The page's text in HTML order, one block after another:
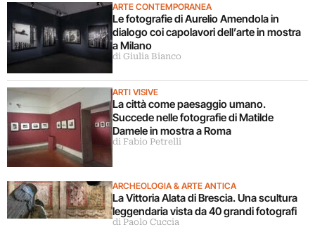
ARTE CONTEMPORANEA
Le fotografie di Aurelio Amendola in
dialogo coi capolavori dell’arte in mostra
a Milano
di Giulia Bianco
ARTI VISIVE
La città come paesaggio umano.
Succede nelle fotografie di Matilde
Damele in mostra a Roma
di Fabio Petrelli
ARCHEOLOGIA & ARTE ANTICA
La Vittoria Alata di Brescia. Una scultura
leggendaria vista da 40 grandi fotografi
di Paolo Cuccia